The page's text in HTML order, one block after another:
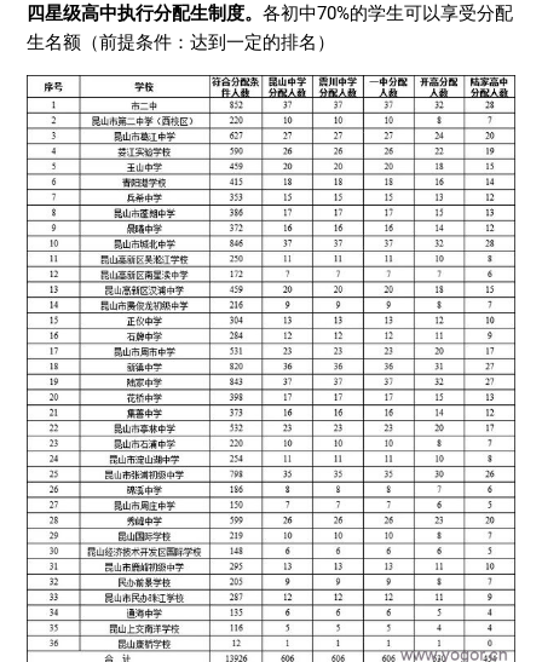
四星级高中执行分配生制度。 各初中70%的学生可以享受分配
生名额（前提条件：达到一定的排名）